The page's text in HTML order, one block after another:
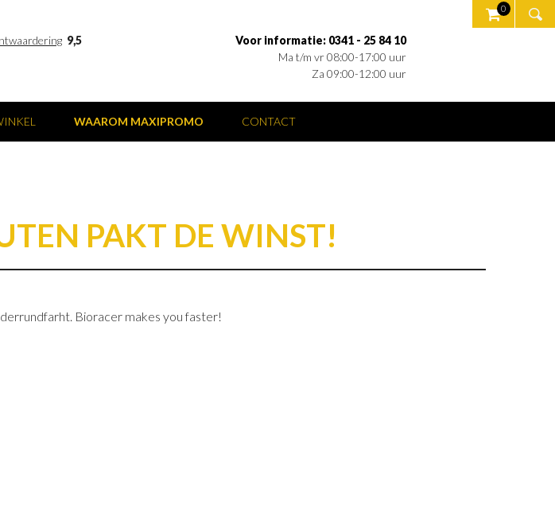
9,5
Voor informatie: 0341 - 25 84 10
Ma t/m vr 08:00-17:00 uur
Za 09:00-12:00 uur
0
WAAROM MAXIPROMO CONTACT
PAKT DE WINST!
Bioracer makes you faster!